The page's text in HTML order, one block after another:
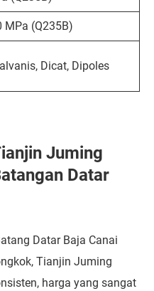
MPa (Q235B)
Dicat, Dipoles
Juming
Datar
Datar Baja Canai
Tianjin Juming
harga yang sangat